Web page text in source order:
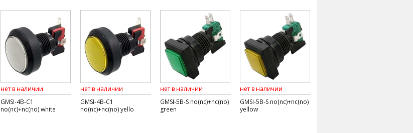
нет в наличии
GMSI-4B-C1
no(nc)+nc(no) white
нет в наличии
GMSI-4B-C1
no(nc)+nc(no) yello
нет в наличии
GMSI-5B-S no(nc)+nc(no)
green
нет в наличии
GMSI-5B-S no(nc)+nc(no)
yellow